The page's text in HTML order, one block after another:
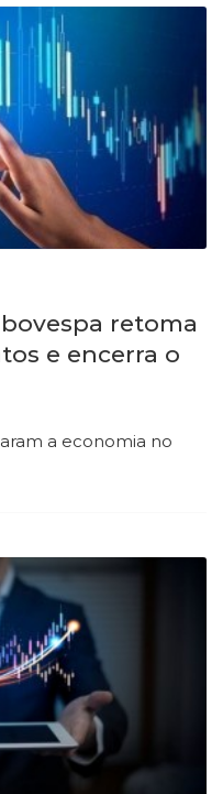
retoma
e encerra o
a economia no